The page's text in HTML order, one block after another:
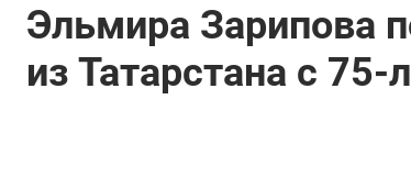
Эльмира Зарипова
из Татарстана с